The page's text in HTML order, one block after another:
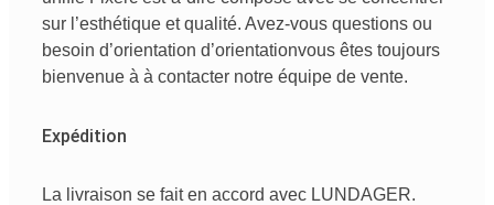
sur l’esthétique et qualité. Avez-vous questions ou
besoin d’orientation d’orientationvous êtes toujours
bienvenue à à contacter notre équipe de vente.
Expédition
La livraison se fait en accord avec LUNDAGER.